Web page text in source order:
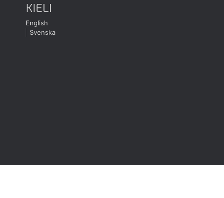
KIELI
English
Svenska